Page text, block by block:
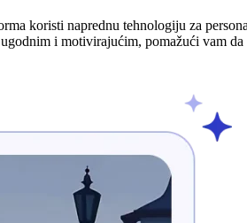
koristi naprednu tehnologiju za
i motivirajućim, pomažući vam